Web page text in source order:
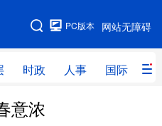
网站无障碍
PC版本
时政 人事 国际 财
地图
时政
意浓